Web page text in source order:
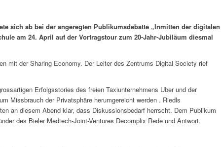
sich ab bei der angeregten Publikumsdebatte „Inmitten der digitalen
am 24. April auf der Vortragstour zum 20-Jahr-Jubiläum diesmal
mit der Sharing Economy. Der Leiter des Zentrums Digital Society rief
Erfolgsstories des freien Taxiunternehmens Uber und der
Missbrauch der Privatsphäre herumgereicht werden . Riedls
an diesem Abend klar, dass Diskussionsbedarf herrscht. Dem Publikum
des Bieler Medtech-Joint-Ventures Decomplix Rede und Antwort.